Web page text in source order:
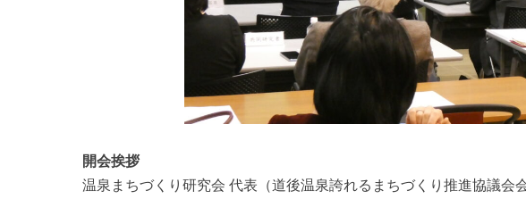
開会挨拶
温泉まちづくり研究会 代表（道後温泉誇れるまちづくり推進協議会